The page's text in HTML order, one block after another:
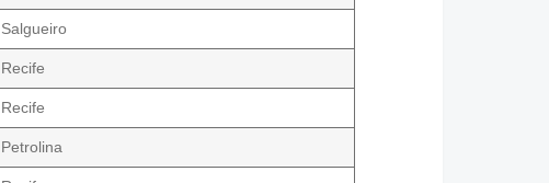
Salgueiro
Recife
Recife
Petrolina